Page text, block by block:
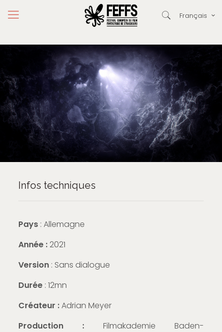
Français
Infos techniques
Pays : Allemagne
Année :2021
Version : Sans dialogue
Durée: 12mn
Créateur :Adrian Meyer
Production :Filmakademie Baden-